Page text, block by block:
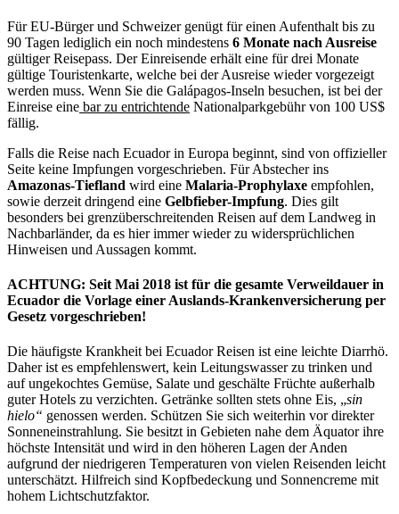
Für EU-Bürger und Schweizer genügt für einen Aufenthalt bis zu
90 Tagen lediglich ein noch mindestens 6 Monate nach Ausreise
gültiger Reisepass. Der Einreisende erhält eine für drei Monate
gültige Touristenkarte, welche bei der Ausreise wieder vorgezeigt
werden muss. Wenn Sie die Galápagos-Inseln besuchen, ist bei der
Einreise eine bar zu entrichtende Nationalparkgebühr von 100 US$
fällig.
Falls die Reise nach Ecuador in Europa beginnt, sind von offizieller
Seite keine Impfungen vorgeschrieben. Für Abstecher ins
Amazonas-Tiefland wird eine Malaria-Prophylaxe empfohlen,
sowie derzeit dringend eine Gelbfieber-Impfung. Dies gilt
besonders bei grenzüberschreitenden Reisen auf dem Landweg in
Nachbarländer, da es hier immer wieder zu widersprüchlichen
Hinweisen und Aussagen kommt.
ACHTUNG: Seit Mai 2018 ist für die gesamte Verweildauer in
Ecuador die Vorlage einer Auslands-Krankenversicherung per
Gesetz vorgeschrieben!
Die häufigste Krankheit bei Ecuador Reisen ist eine leichte Diarrhö.
Daher ist es empfehlenswert, kein Leitungswasser zu trinken und
auf ungekochtes Gemüse, Salate und geschälte Früchte außerhalb
guter Hotels zu verzichten. Getränke sollten stets ohne Eis, „sin
hielo“ genossen werden. Schützen Sie sich weiterhin vor direkter
Sonneneinstrahlung. Sie besitzt in Gebieten nahe dem Äquator ihre
höchste Intensität und wird in den höheren Lagen der Anden
aufgrund der niedrigeren Temperaturen von vielen Reisenden leicht
unterschätzt. Hilfreich sind Kopfbedeckung und Sonnencreme mit
hohem Lichtschutzfaktor.